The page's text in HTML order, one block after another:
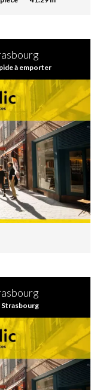
à emporter
Strasbourg